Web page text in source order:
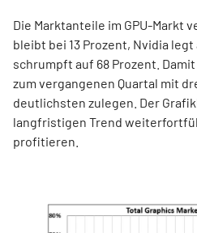
Die Marktanteile im GPU-Markt
bleibt bei 13 Prozent, Nvidia
schrumpft auf 68 Prozent.
zum vergangenen Quartal mit
deutlichsten zulegen. Der
langfristigen Trend
profitieren.